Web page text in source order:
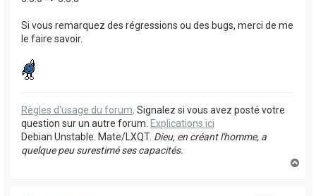
Si vous remarquez des régressions ou des bugs, merci de me
le faire savoir.
Règles d'usage du forum . Signalez si vous avez posté votre
question sur un autre forum. Explications ici
Debian Unstable. Mate/LXQT. Dieu, en créant l'homme, a
quelque peu surestimé ses capacités.